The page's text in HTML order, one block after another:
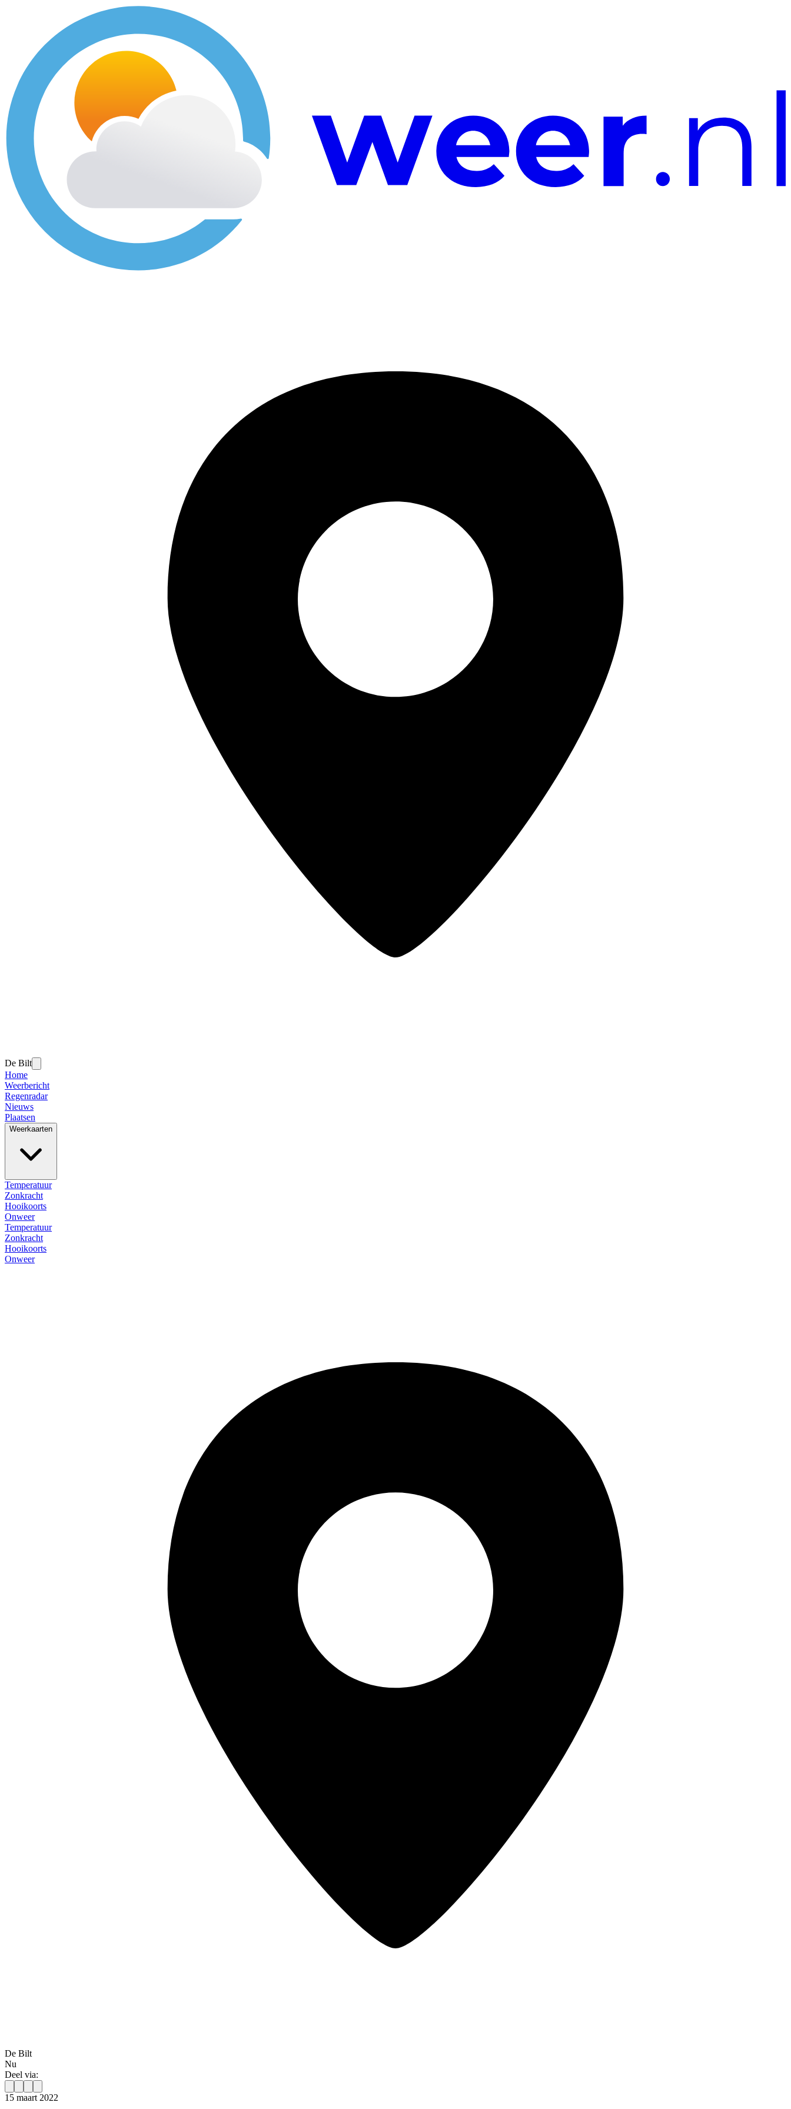
De Bilt
Home
Weerbericht
Regenradar
Nieuws
Plaatsen
Weerkaarten
Temperatuur
Zonkracht
Hooikoorts
Onweer
Temperatuur
Zonkracht
Hooikoorts
Onweer
De Bilt
Nu
Deel via:
15 maart 2022